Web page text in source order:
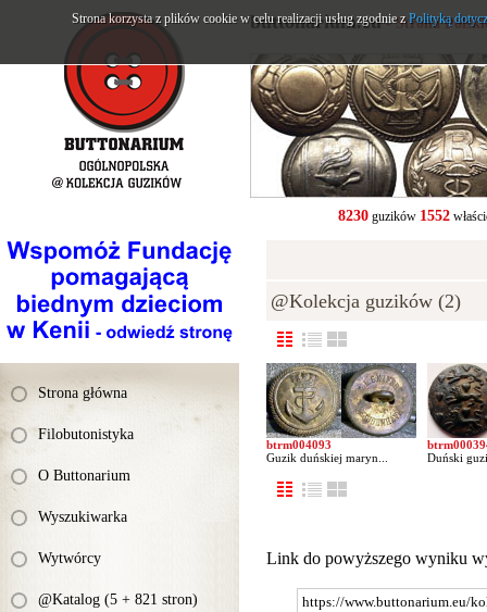
Strona główna
Filobutonistyka
O Buttonarium
Wyszukiwarka
Wytwórcy
@Katalog (5 + 821 stron)
buttonarium.eu- Strona
8230guzików 1552
@Kolekcja guzików (2)
btrm004093
Guzik duńskiej maryn...
Duński
Link do powyższego wyniku
Strona korzysta z plików cookie w celu realizacji usług zgodnie zPolityką